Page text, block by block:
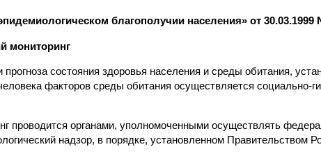
благополучии населения» от 30.03.1999
мониторинг
состояния здоровья населения и среды обитания,
факторов среды обитания осуществляется социально-
проводится органами, уполномоченными осуществлять
надзор, в порядке, установленном Правительством